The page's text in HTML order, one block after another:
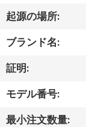
ク
ト
私
達
起源の場所:
ブランド名:
証明:
モデル番号:
最小注文数量: